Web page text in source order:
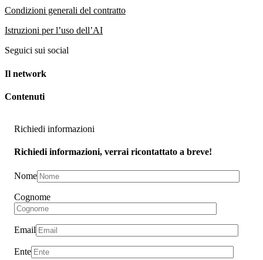
Condizioni generali del contratto
Istruzioni per l’uso dell’AI
Seguici sui social
Il network
Contenuti
Richiedi informazioni
Richiedi informazioni, verrai ricontattato a breve!
Nome
Cognome
Email
Ente